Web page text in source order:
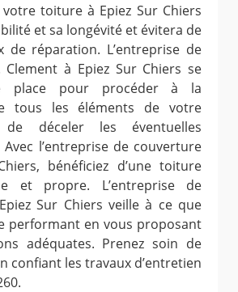
votre toiture à Epiez Sur Chiers
et sa longévité et évitera de
de réparation. L’entreprise de
à Epiez Sur Chiers se
place pour procéder à la
tous les éléments de votre
déceler les éventuelles
l’entreprise de couverture
bénéficiez d’une toiture
et propre. L’entreprise de
Sur Chiers veille à ce que
performant en vous proposant
adéquates. Prenez soin de
confiant les travaux d’entretien